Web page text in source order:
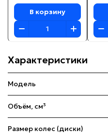
В корзину
Характеристики
Модель
Объём, см³
Размер колес (диски)